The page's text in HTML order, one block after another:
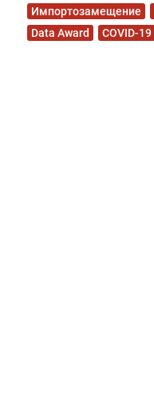
Импортозамещение
Data Award
COVID-19